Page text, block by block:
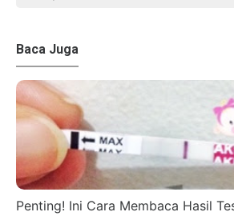
Baca Juga
Penting! Ini Cara Membaca Hasil